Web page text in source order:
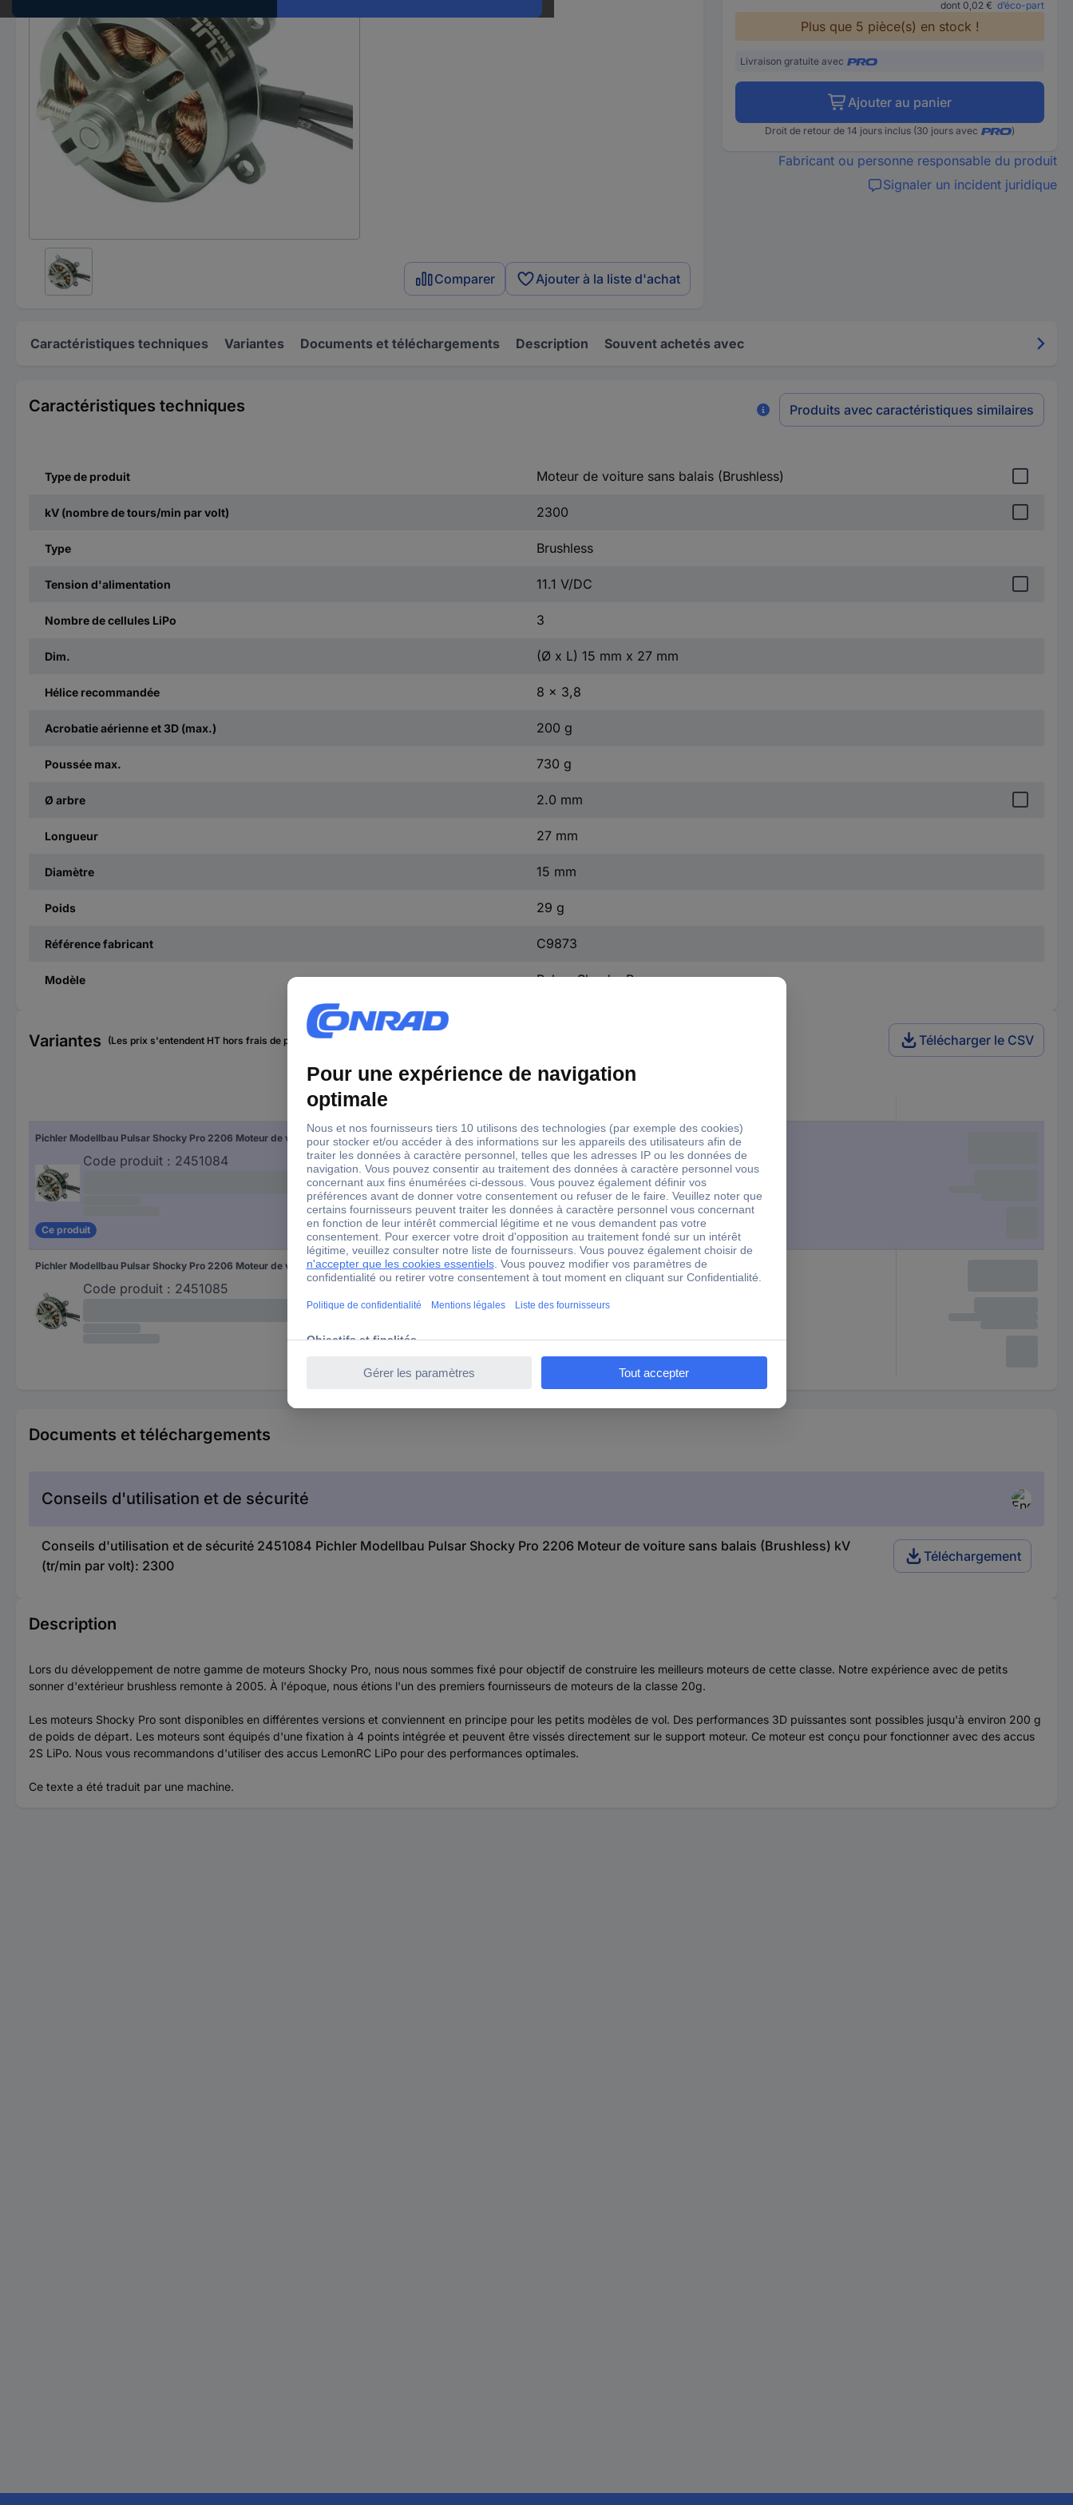
Comparer Ajouter à la liste d'achat
dont 0,02 € d’éco-part
Plus que 5 pièce(s) en stock !
Livraison gratuite avec
Ajouter au panier
Droit de retour de 14 jours inclus (30 jours avec )
Fabricant ou personne responsable du produit
Signaler un incident juridique
Caractéristiques techniques Variantes Documents et téléchargements Description Souvent achetés avec
Caractéristiques techniques Produits avec caractéristiques similaires
Type de produit Moteur de voiture sans balais (Brushless)
kV (nombre de tours/min par volt) 2300
Type Brushless
Tension d'alimentation 11.1 V/DC
Nombre de cellules LiPo 3
Dim. (Ø x L) 15 mm x 27 mm
Hélice recommandée 8 x 3,8
Acrobatie aérienne et 3D (max.) 200 g
Poussée max. 730 g
Ø arbre 2.0 mm
Longueur 27 mm
Diamètre 15 mm
Poids 29 g
Référence fabricant C9873
Modèle Pulsar Shocky Pro
Variantes (Les prix s'entendent HT hors frais de port) Télécharger le CSV
kV (nombre de tours/min par volt)
Pichler Modellbau Pulsar Shocky Pro 2206 Moteur de voiture sans balais (Brushless) kV (tr/min par volt): 2300
Code produit : 2451084
Ce produit
2300
Pichler Modellbau Pulsar Shocky Pro 2206 Moteur de voiture sans balais (Brushless) kV (tr/min par volt): 1400
Code produit : 2451085
1400
Documents et téléchargements
Conseils d'utilisation et de sécurité
Conseils d'utilisation et de sécurité 2451084 Pichler Modellbau Pulsar Shocky Pro 2206 Moteur de voiture sans balais (Brushless) kV
(tr/min par volt): 2300
Téléchargement
Description
Lors du développement de notre gamme de moteurs Shocky Pro, nous nous sommes fixé pour objectif de construire les meilleurs moteurs de cette classe. Notre expérience avec de petits
sonner d'extérieur brushless remonte à 2005. À l'époque, nous étions l'un des premiers fournisseurs de moteurs de la classe 20g.
Les moteurs Shocky Pro sont disponibles en différentes versions et conviennent en principe pour les petits modèles de vol. Des performances 3D puissantes sont possibles jusqu'à environ 200 g
de poids de départ. Les moteurs sont équipés d'une fixation à 4 points intégrée et peuvent être vissés directement sur le support moteur. Ce moteur est conçu pour fonctionner avec des accus
2S LiPo. Nous vous recommandons d'utiliser des accus LemonRC LiPo pour des performances optimales.
Ce texte a été traduit par une machine.